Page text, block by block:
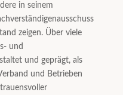
in seinem
zeigen. Über viele
und
und geprägt, als
und Betrieben